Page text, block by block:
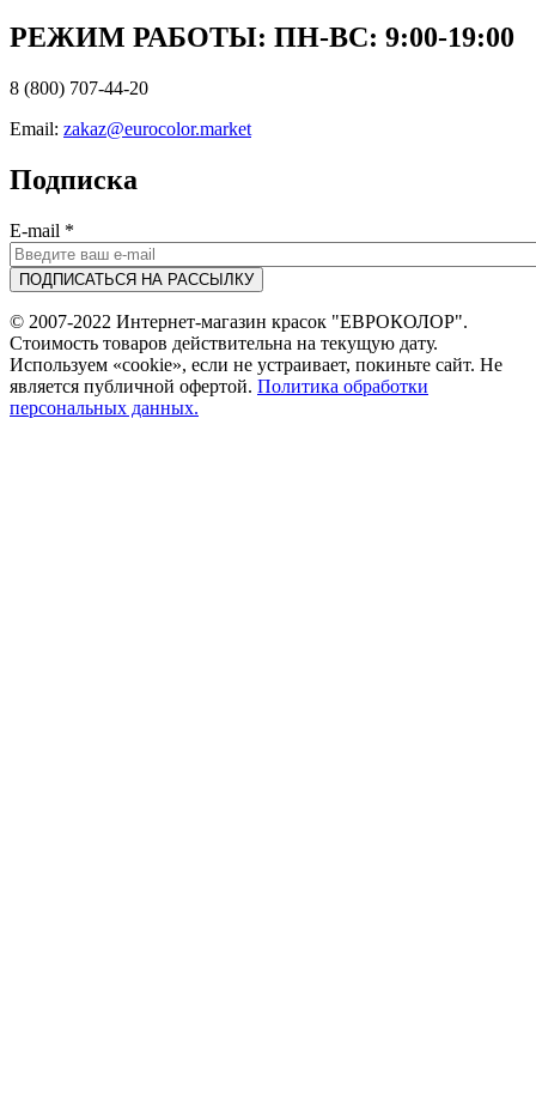
РЕЖИМ РАБОТЫ: ПН-ВC: 9:00-19:00
8 (800) 707-44-20
Email: zakaz@eurocolor.market
Подписка
E-mail *
© 2007-2022 Интернет-магазин красок "ЕВРОКОЛОР".
Стоимость товаров действительна на текущую дату.
Используем «cookie», если не устраивает, покиньте сайт. Не
является публичной офертой. Политика обработки
персональных данных.